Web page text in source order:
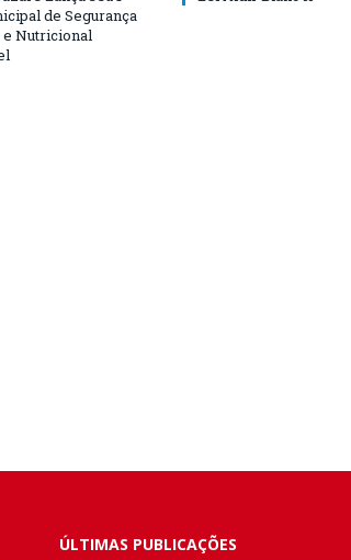
de Segurança
Nutricional
ÚLTIMAS PUBLICAÇÕES